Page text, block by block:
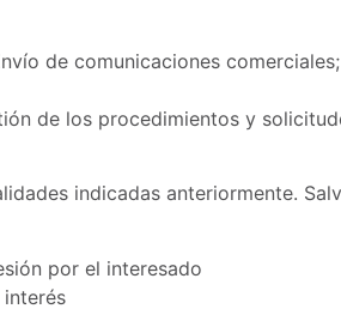
de comunicaciones
de los procedimientos y
indicadas anteriormente.
por el interesado